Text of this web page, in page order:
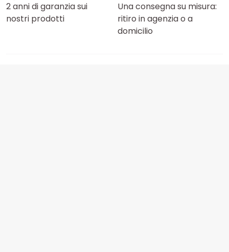
2 anni di garanzia sui
nostri prodotti
Una consegna su misura:
ritiro in agenzia o a
domicilio